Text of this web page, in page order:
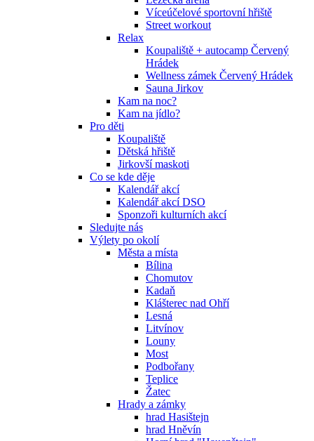
Víceúčelové sportovní hřiště
Street workout
Relax
Koupaliště + autocamp Červený
Hrádek
Wellness zámek Červený Hrádek
Sauna Jirkov
Kam na noc?
Kam na jídlo?
Pro děti
Koupaliště
Dětská hřiště
Jirkovší maskoti
Co se kde děje
Kalendář akcí
Kalendář akcí DSO
Sponzoři kulturních akcí
Sledujte nás
Výlety po okolí
Města a místa
Bílina
Chomutov
Kadaň
Klášterec nad Ohří
Lesná
Litvínov
Louny
Most
Podbořany
Teplice
Žatec
Hrady a zámky
hrad Hasištejn
hrad Hněvín